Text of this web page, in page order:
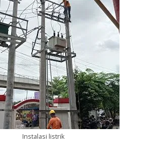
Instalasi listrik